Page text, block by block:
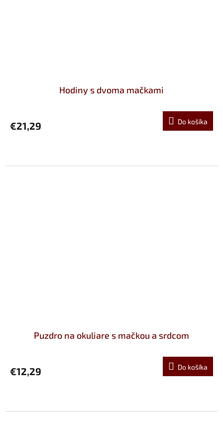
Hodiny s dvoma mačkami
€21,29 Do košíka
Puzdro na okuliare s mačkou a srdcom
€12,29 Do košíka